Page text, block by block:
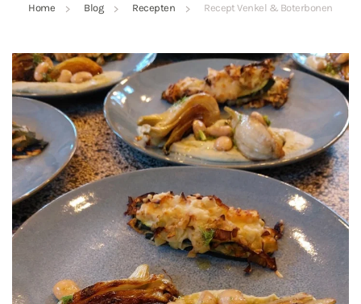
Home Blog Recepten Recept Venkel & Boterbonen